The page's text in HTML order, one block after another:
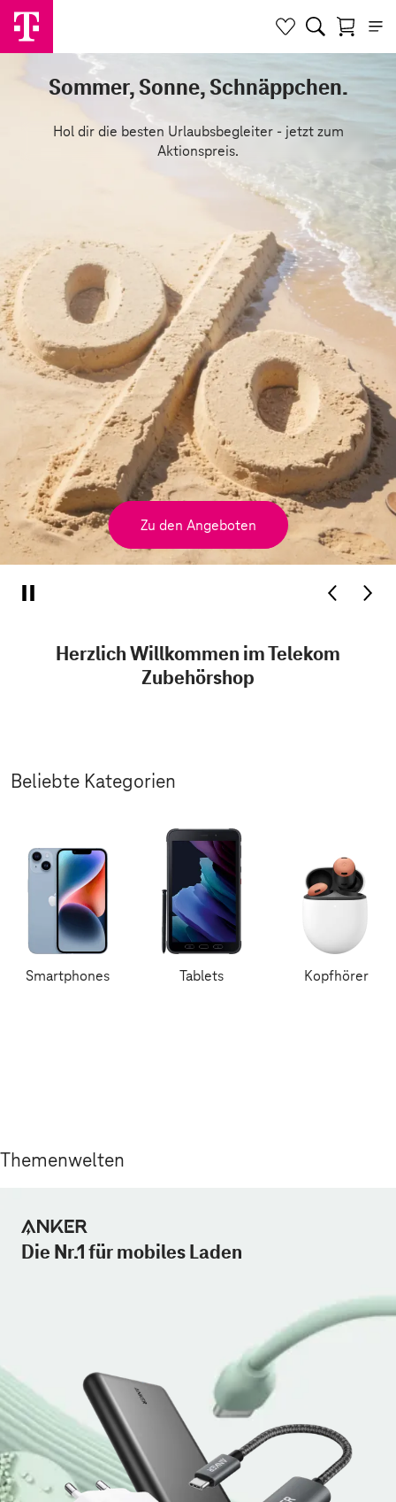
Sommer, Sonne, Schnäppchen.
Hol dir die besten Urlaubsbegleiter - jetzt zum
Aktionspreis.
Zu den Angeboten
Herzlich Willkommen im Telekom
Zubehörshop
Beliebte Kategorien
Smartphones Tablets Kopfhörer
Themenwelten
Die Nr.1 für mobiles Laden